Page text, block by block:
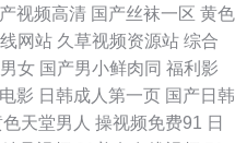
级片直播网站 人妖麻豆视频 日本
网站18污 97操人妻 国产乱人乱偷
视频高清 国产丝袜一区 黄色
网站 久草视频资源站 综合
女 国产男小鲜肉同 福利影
影 日韩成人第一页 国产日韩
天堂男人 操视频免费91 日